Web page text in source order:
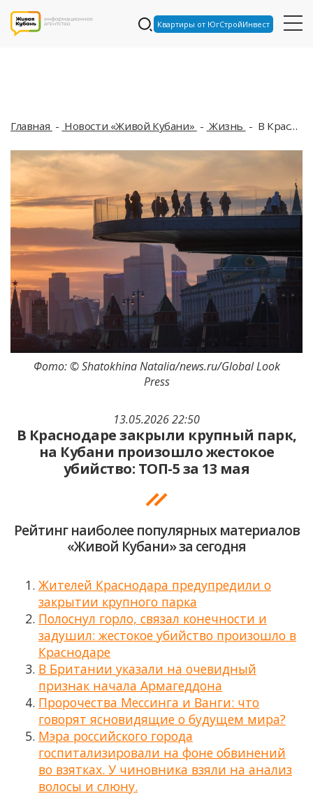
Квартиры от ЮгСтройИнвест
Главная Новости «Живой Кубани» Жизнь В Краснодаре закрыли крупный парк, на Кубани произошло жестокое убийство: ТОП-5 за 13 мая
13.05.2026 22:50
В Краснодаре закрыли крупный парк,
на Кубани произошло жестокое
убийство: ТОП-5 за 13 мая
Рейтинг наиболее популярных материалов
«Живой Кубани» за сегодня
Фото: © Shatokhina Natalia/news.ru/Global Look
Press
Жителей Краснодара предупредили о
закрытии крупного парка
Полоснул горло, связал конечности и
задушил: жестокое убийство произошло в
Краснодаре
В Британии указали на очевидный
признак начала Армагеддона
Пророчества Мессинга и Ванги: что
говорят ясновидящие о будущем мира?
Мэра российского города
госпитализировали на фоне обвинений
во взятках. У чиновника взяли на анализ
волосы и слюну.